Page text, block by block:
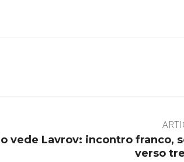
vede Lavrov: incontro franco,
verso